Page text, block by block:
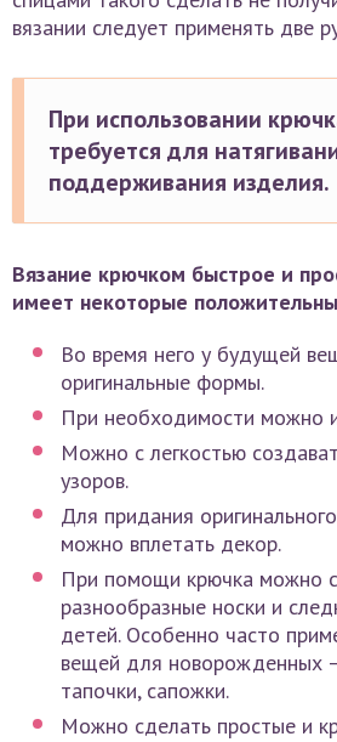
вязании следует применять две
При использовании
требуется для
поддерживания изделия.
Вязание крючком быстрое и
имеет некоторые
Во время него у будущей
оригинальные формы.
При необходимости можно
Можно с легкостью
узоров.
Для придания
можно вплетать декор.
При помощи крючка можно
разнообразные носки и
детей. Особенно часто
вещей для новорожденных
тапочки, сапожки.
Можно сделать простые и